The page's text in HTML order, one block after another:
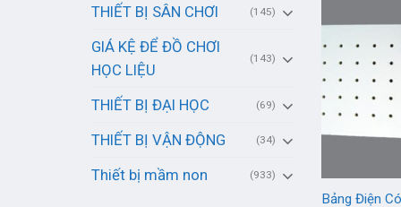
THIẾT BỊ SÂN CHƠI (145)
GIÁ KỆ ĐỂ ĐỒ CHƠI
HỌC LIỆU
(143)
THIẾT BỊ ĐẠI HỌC (69)
THIẾT BỊ VẬN ĐỘNG (34)
Thiết bị mầm non (933)
Bảng Điện